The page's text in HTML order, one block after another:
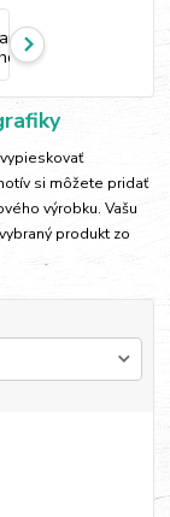
si môžete pridať
výrobku. Vašu
produkt zo